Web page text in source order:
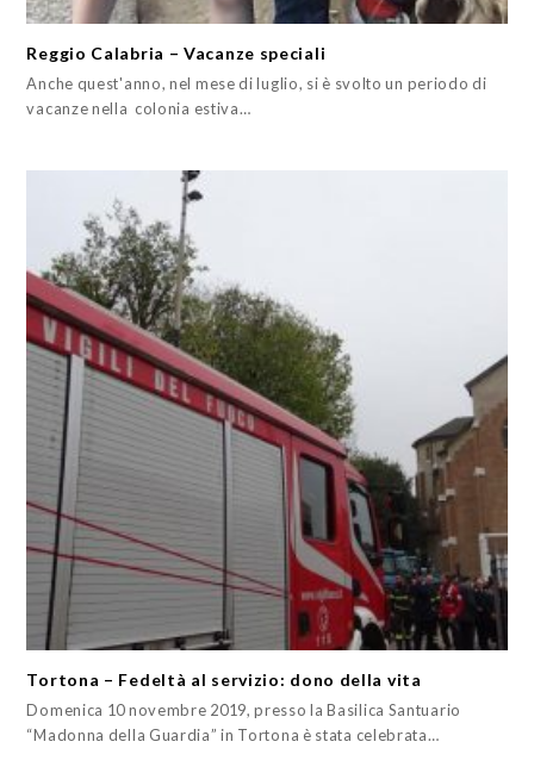
Reggio Calabria – Vacanze speciali
Anche quest'anno, nel mese di luglio, si è svolto un periodo di
vacanze nella colonia estiva…
Tortona – Fedeltà al servizio: dono della vita
Domenica 10 novembre 2019, presso la Basilica Santuario
“Madonna della Guardia” in Tortona è stata celebrata…